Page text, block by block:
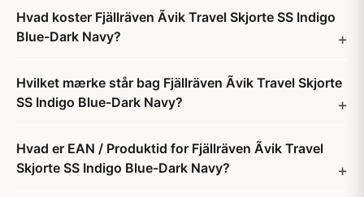
Hvad koster Fjällräven Ãvik Travel Skjorte SS Indigo
Blue-Dark Navy?
Hvilket mærke står bag Fjällräven Ãvik Travel Skjorte
SS Indigo Blue-Dark Navy?
Hvad er EAN / Produktid for Fjällräven Ãvik Travel
Skjorte SS Indigo Blue-Dark Navy?